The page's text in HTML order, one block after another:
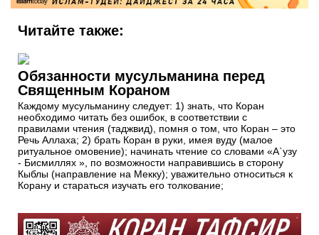
Читайте также:
Обязанности мусульманина перед
Священным Кораном
Каждому мусульманину следует: 1) знать, что Коран
необходимо читать без ошибок, в соответствии с
правилами чтения (таджвид), помня о том, что Коран – это
Речь Аллаха; 2) брать Коран в руки, имея вуду (малое
ритуальное омовение); начинать чтение со словами «А`узу
- Бисмиллях », по возможности направившись в сторону
Кыблы (направление на Мекку); уважительно относиться к
Корану и стараться изучать его толкование;